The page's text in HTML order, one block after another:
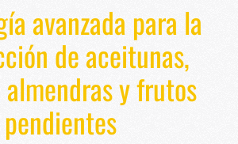
avanzada para la
de aceitunas,
almendras y frutos
pendientes